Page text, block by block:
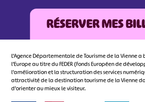
RÉSERVER MES
L'Agence Départementale de Tourisme de la Vienne
l’Europe au titre du FEDER (Fonds Européen de
l’amélioration et la structuration des services
attractivité de la destination tourisme de la Vienne
d’orienter au mieux le visiteur.